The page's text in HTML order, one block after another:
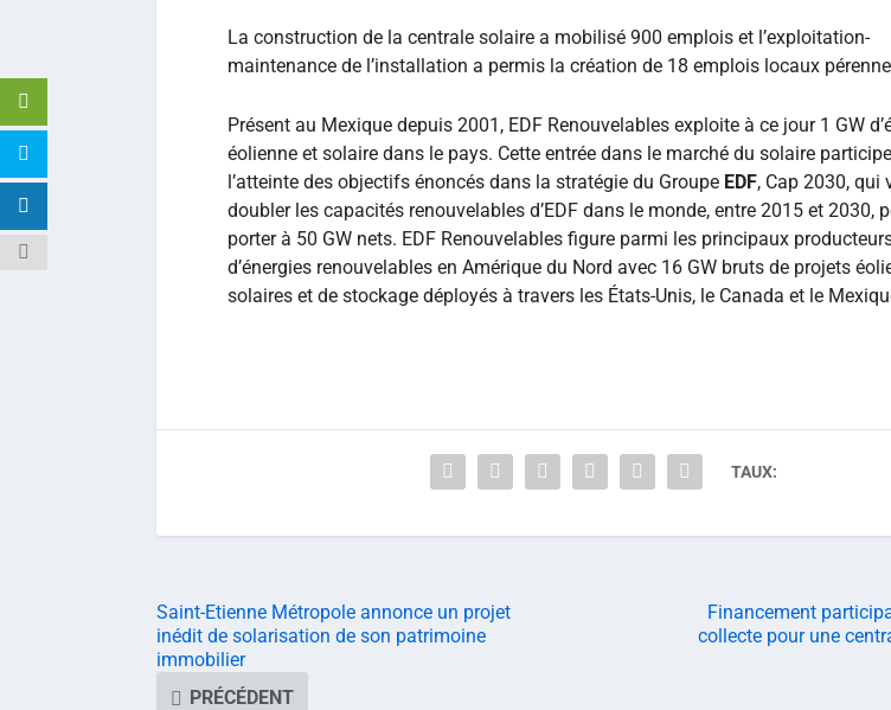
La construction de la centrale solaire a mobilisé 900 emplois et l’exploitation-
maintenance de l’installation a permis la création de 18 emplois locaux
Présent au Mexique depuis 2001, EDF Renouvelables exploite à ce jour 1 GW
éolienne et solaire dans le pays. Cette entrée dans le marché du solaire
l’atteinte des objectifs énoncés dans la stratégie du Groupe EDF, Cap 2030, qui
doubler les capacités renouvelables d’EDF dans le monde, entre 2015 et 2030,
porter à 50 GW nets. EDF Renouvelables figure parmi les principaux
d’énergies renouvelables en Amérique du Nord avec 16 GW bruts de projets
solaires et de stockage déployés à travers les États-Unis, le Canada et le
TAUX:
Saint-Etienne Métropole annonce un projet
inédit de solarisation de son patrimoine
immobilier
PRÉCÉDENT
Financement
collecte pour une